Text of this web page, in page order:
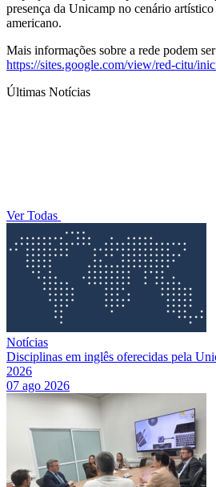
presença da Unicamp no cenário
americano.
Mais informações sobre a rede podem
https://sites.google.com/view/red-citu/
Últimas Notícias
Ver Todas
Notícias
Disciplinas em inglês oferecidas pela
2026
07 ago 2026